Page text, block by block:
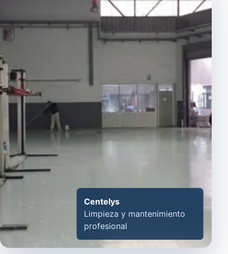
Centelys
Limpieza y mantenimiento
profesional